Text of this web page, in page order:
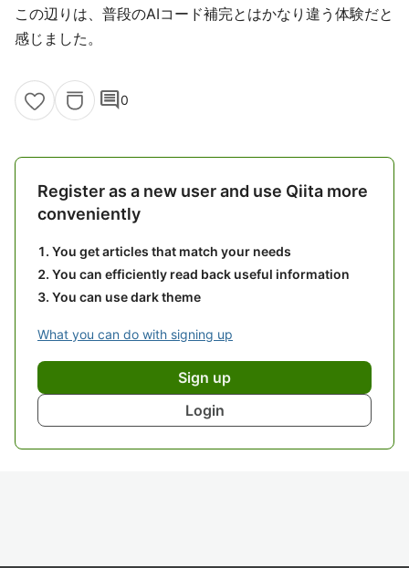
この辺りは、普段のAIコード補完とはかなり違う体験だと
感じました。
comment0
Register as a new user and use Qiita more
conveniently
You get articles that match your needs
You can efficiently read back useful information
You can use dark theme
What you can do with signing up
Sign up
Login